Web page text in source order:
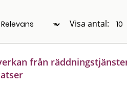
Visa antal:
från